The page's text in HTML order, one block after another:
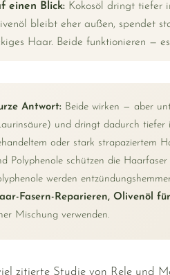
einen Blick: Kokosöl dringt tiefer
bleibt eher außen, spendet
Haar. Beide funktionieren —
Antwort: Beide wirken — aber
und dringt dadurch tiefer
oder stark strapaziertem
Polyphenole schützen die
werden
Fasern-Reparieren, Olivenöl
Mischung verwenden.
zitierte Studie von Rele und